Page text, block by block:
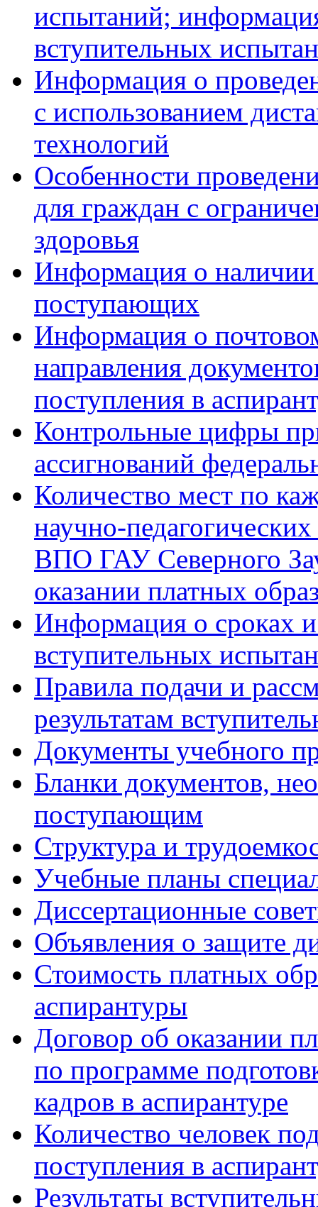
испытаний;
вступительных
Информация о
с использованием
технологий
Особенности
для граждан с
здоровья
Информация о
поступающих
Информация о
направления
поступления в
Контрольные цифры
ассигнований
Количество мест по
научно-
ВПО ГАУ Северного
оказании платных
Информация о сроках
вступительных
Правила подачи и
результатам
Документы учебного
Бланки документов,
поступающим
Структура и
Учебные планы
Диссертационные
Объявления о защите
Стоимость платных
аспирантуры
Договор об оказании
по программе
кадров в аспирантуре
Количество человек
поступления в
Результаты